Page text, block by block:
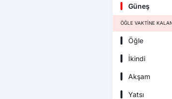
Güneş
ÖĞLE VAKTINE
Öğle
İkindi
Akşam
Yatsı